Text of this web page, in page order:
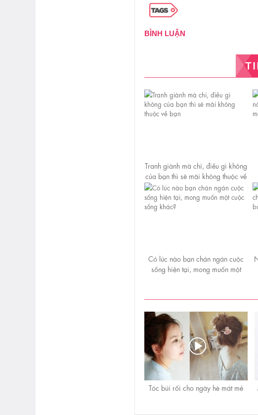
BÌNH LUẬN
Tranh giành mà chi, điều gì không
của bạn thì sẽ mãi không thuộc về
bạn
Có lúc nào bạn chán ngán cuộc
sống hiện tại, mong muốn một
Tóc búi rối cho ngày hè mát mẻ